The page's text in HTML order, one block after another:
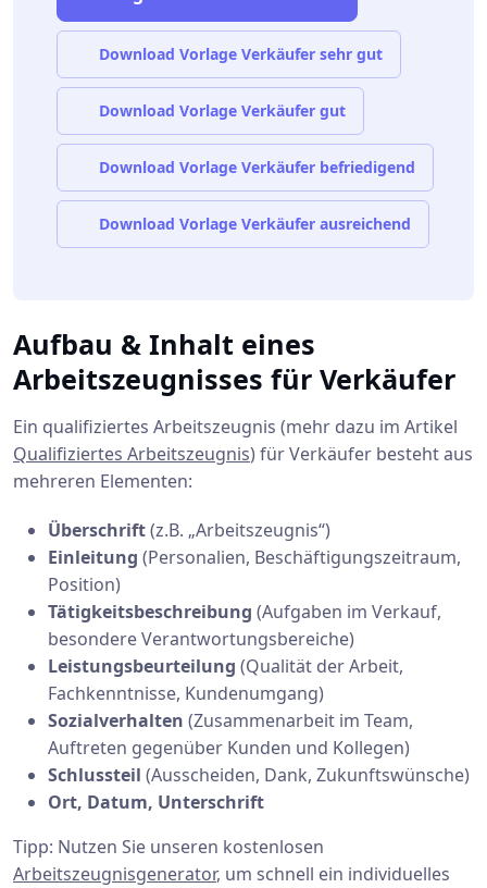
Download Vorlage Verkäufer sehr gut
Download Vorlage Verkäufer gut
Download Vorlage Verkäufer befriedigend
Download Vorlage Verkäufer ausreichend
Aufbau & Inhalt eines
Arbeitszeugnisses für Verkäufer
Ein qualifiziertes Arbeitszeugnis (mehr dazu im Artikel
Qualifiziertes Arbeitszeugnis) für Verkäufer besteht aus
mehreren Elementen:
Überschrift(z.B. „Arbeitszeugnis“)
Einleitung (Personalien, Beschäftigungszeitraum,
Position)
Tätigkeitsbeschreibung (Aufgaben im Verkauf,
besondere Verantwortungsbereiche)
Leistungsbeurteilung (Qualität der Arbeit,
Fachkenntnisse, Kundenumgang)
Sozialverhalten (Zusammenarbeit im Team,
Auftreten gegenüber Kunden und Kollegen)
Schlussteil (Ausscheiden, Dank, Zukunftswünsche)
Ort, Datum, Unterschrift
Tipp: Nutzen Sie unseren kostenlosen
Arbeitszeugnisgenerator, um schnell ein individuelles